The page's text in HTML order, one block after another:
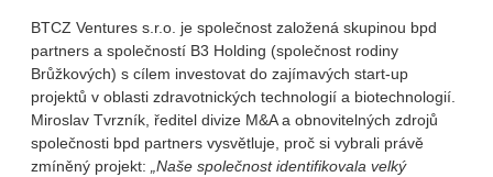
BTCZ Ventures s.r.o. je společnost založená skupinou bpd
partners a společností B3 Holding (společnost rodiny
Brůžkových) s cílem investovat do zajímavých start-up
projektů v oblasti zdravotnických technologií a biotechnologií.
Miroslav Tvrzník, ředitel divize M&A a obnovitelných zdrojů
společnosti bpd partners vysvětluje, proč si vybrali právě
zmíněný projekt: „Naše společnost identifikovala velký